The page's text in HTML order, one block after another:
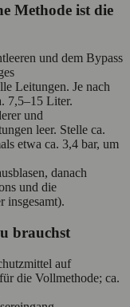
Methode ist die
und dem Bypass
Leitungen. Je nach
7,5–15 Liter.
und
leer. Stelle ca.
etwa ca. 3,4 bar, um
danach
und die
insgesamt).
brauchst
auf
die Vollmethode; ca.